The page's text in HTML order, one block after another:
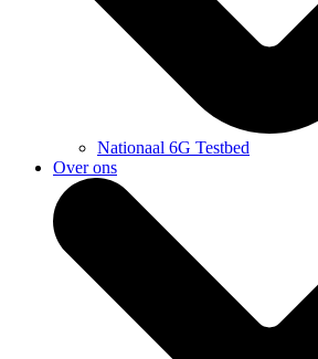
Nationaal 6G Testbed
Over ons